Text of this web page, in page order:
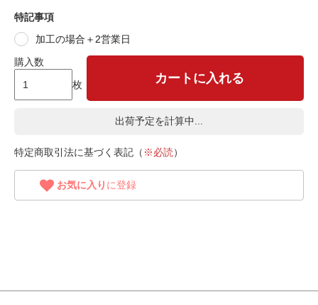
特記事項
加工の場合＋2営業日
購入数
枚
カートに入れる
出荷予定を計算中...
特定商取引法に基づく表記（ ※必読）
お気に入り に登録